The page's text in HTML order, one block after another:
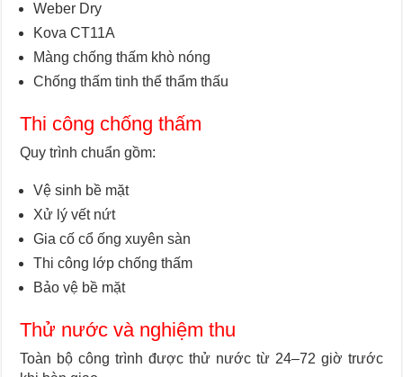
Weber Dry
Kova CT11A
Màng chống thấm khò nóng
Chống thấm tinh thể thẩm thấu
Thi công chống thấm
Quy trình chuẩn gồm:
Vệ sinh bề mặt
Xử lý vết nứt
Gia cố cổ ống xuyên sàn
Thi công lớp chống thấm
Bảo vệ bề mặt
Thử nước và nghiệm thu
Toàn bộ công trình được thử nước từ 24–72 giờ trước